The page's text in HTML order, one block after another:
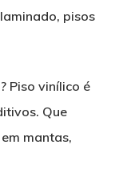
pisos
Piso vinílico é
Que
mantas,